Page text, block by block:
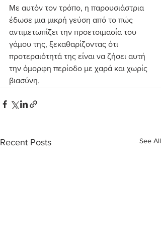
Με αυτόν τον τρόπο, η παρουσιάστρια
έδωσε μια μικρή γεύση από το πώς
αντιμετωπίζει την προετοιμασία του
γάμου της, ξεκαθαρίζοντας ότι
προτεραιότητά της είναι να ζήσει αυτή
την όμορφη περίοδο με χαρά και χωρίς
βιασύνη.
Recent Posts See All